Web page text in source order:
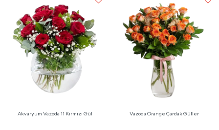
Akvaryum Vazoda 11 Kırmızı Gül Vazoda Orange Çardak Güller